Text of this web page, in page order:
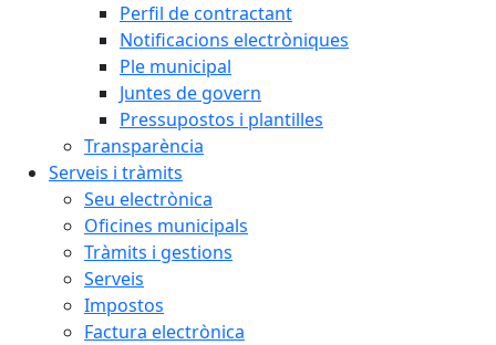
Perfil de contractant
Notificacions electròniques
Ple municipal
Juntes de govern
Pressupostos i plantilles
Transparència
Serveis i tràmits
Seu electrònica
Oficines municipals
Tràmits i gestions
Serveis
Impostos
Factura electrònica